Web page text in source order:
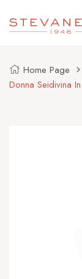
Home Page
Donna Seidivina